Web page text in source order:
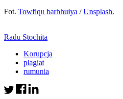
Fot. Towfiqu barbhuiya /Unsplash.
Radu Stochita
Korupcja
plagiat
rumunia